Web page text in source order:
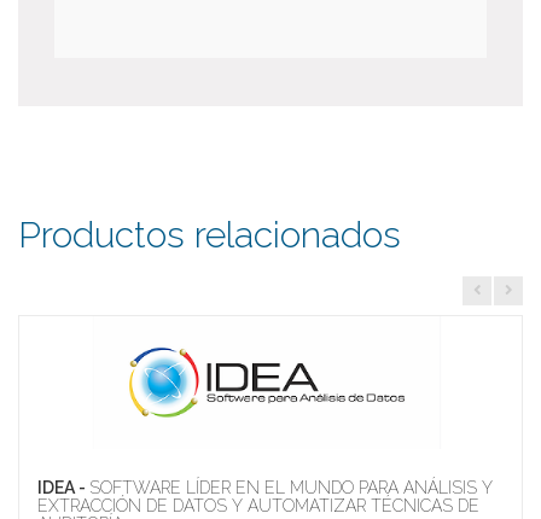
Productos relacionados
IDEA - SOFTWARE LÍDER EN EL MUNDO PARA ANÁLISIS Y
EXTRACCIÓN DE DATOS Y AUTOMATIZAR TÉCNICAS DE